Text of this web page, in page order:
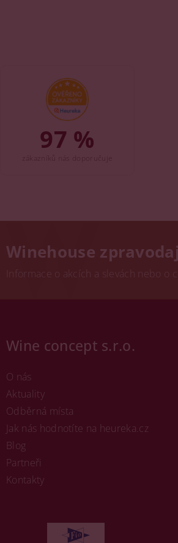
97 %
Winehouse
Informace o akcích a slevách nebo o
Wine concept s.r.o.
O nás
Aktuality
Odběrná místa
Jak nás hodnotíte na heureka.cz
Blog
Partneři
Kontakty